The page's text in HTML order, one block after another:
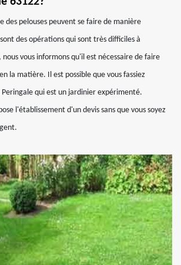
des pelouses peuvent se faire de manière
des opérations qui sont très difficiles à
vous informons qu'il est nécessaire de faire
la matière. Il est possible que vous fassiez
qui est un jardinier expérimenté.
l'établissement d'un devis sans que vous soyez